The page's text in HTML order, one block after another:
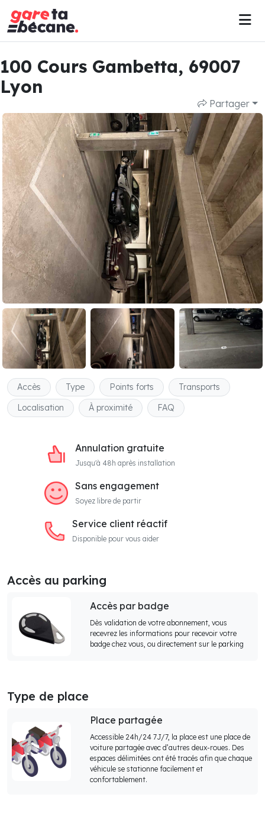
100 Cours Gambetta, 69007
Lyon
Partager
Accès Type Points forts
Transports
Localisation
À proximité FAQ
Annulation gratuite
Jusqu'à 48h après installation
Sans engagement
Soyez libre de partir
Service client réactif
Disponible pour vous aider
Accès au parking
Accès par badge
Dès validation de votre abonnement, vous
recevrez les informations pour recevoir votre
badge chez vous, ou directement sur le parking
Type de place
Place partagée
Accessible 24h/24 7J/7, la place est une place de
voiture partagée avec d’autres deux-roues. Des
espaces délimitées ont été tracés afin que chaque
véhicule se stationne facilement et
confortablement.